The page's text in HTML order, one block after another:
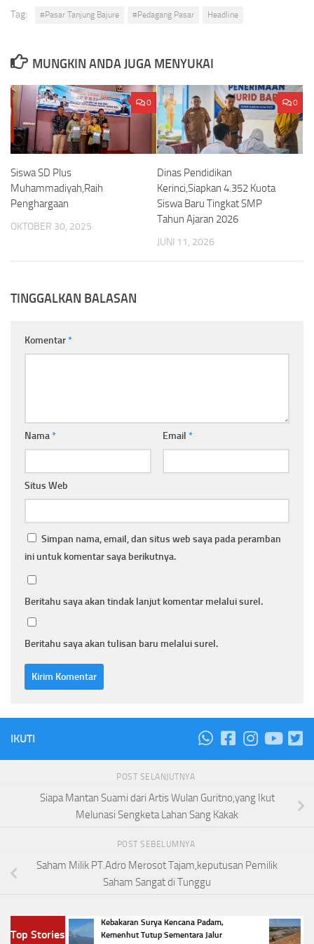
Tag: #Pasar Tanjung Bajure #Pedagang Pasar Headline
MUNGKIN ANDA JUGA MENYUKAI
0
Siswa SD Plus
Muhammadiyah,Raih
Penghargaan
OKTOBER 30, 2025
0
Dinas Pendidikan
Kerinci,Siapkan 4.352 Kuota
Siswa Baru Tingkat SMP
Tahun Ajaran 2026
JUNI 11, 2026
TINGGALKAN BALASAN
Komentar*
Nama* Email *
Situs Web
Simpan nama, email, dan situs web saya pada peramban
ini untuk komentar saya berikutnya.
Beritahu saya akan tindak lanjut komentar melalui surel.
Beritahu saya akan tulisan baru melalui surel.
IKUTI
POST SELANJUTNYA
Siapa Mantan Suami dari Artis Wulan Guritno,yang Ikut
Melunasi Sengketa Lahan Sang Kakak
POST SEBELUMNYA
Saham Milik PT.Adro Merosot Tajam,keputusan Pemilik
Saham Sangat di Tunggu
Top Stories
Kebakaran Surya Kencana Padam,
Kemenhut Tutup Sementara Jalur
TPA